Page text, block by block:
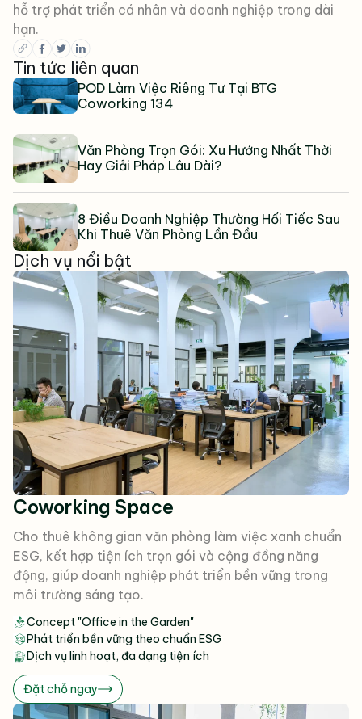
hỗ trợ phát triển cá nhân và doanh nghiệp trong dài
hạn.
Tin tức liên quan
POD Làm Việc Riêng Tư Tại BTG
Coworking 134
Văn Phòng Trọn Gói: Xu Hướng Nhất Thời
Hay Giải Pháp Lâu Dài?
8 Điều Doanh Nghiệp Thường Hối Tiếc Sau
Khi Thuê Văn Phòng Lần Đầu
Dịch vụ nổi bật
Coworking Space
Cho thuê không gian văn phòng làm việc xanh chuẩn
ESG, kết hợp tiện ích trọn gói và cộng đồng năng
động, giúp doanh nghiệp phát triển bền vững trong
môi trường sáng tạo.
Concept "Office in the Garden"
Phát triển bền vững theo chuẩn ESG
Dịch vụ linh hoạt, đa dạng tiện ích
Đặt chỗ ngay